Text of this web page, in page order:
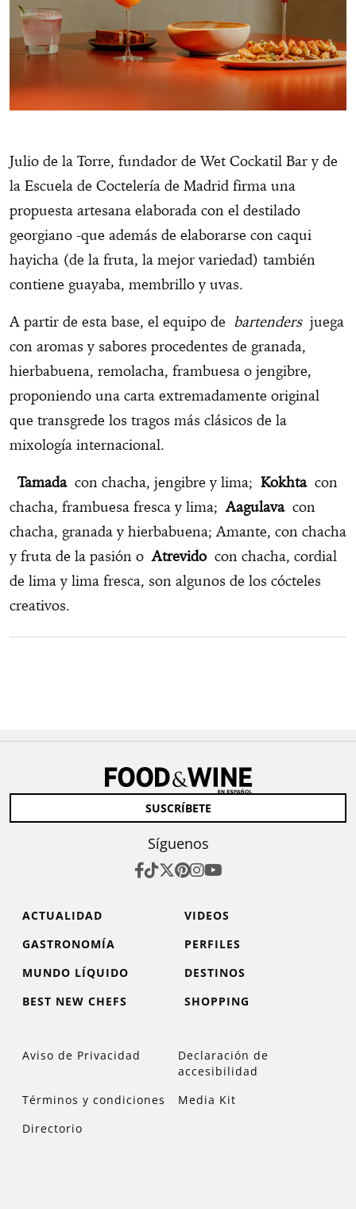
Julio de la Torre, fundador de Wet Cockatil Bar y de
la Escuela de Coctelería de Madrid firma una
propuesta artesana elaborada con el destilado
georgiano -que además de elaborarse con caqui
hayicha (de la fruta, la mejor variedad) también
contiene guayaba, membrillo y uvas.
A partir de esta base, el equipo de bartendersjuega
con aromas y sabores procedentes de granada,
hierbabuena, remolacha, frambuesa o jengibre,
proponiendo una carta extremadamente original
que transgrede los tragos más clásicos de la
mixología internacional.
Tamada con chacha, jengibre y lima; Kokhtacon
chacha, frambuesa fresca y lima;Aagulavacon
chacha, granada y hierbabuena; Amante, con chacha
y fruta de la pasión oAtrevido con chacha, cordial
de lima y lima fresca, son algunos de los cócteles
creativos.
SUSCRÍBETE
Síguenos
ACTUALIDAD
VIDEOS
GASTRONOMÍA
PERFILES
MUNDO LÍQUIDO
DESTINOS
BEST NEW CHEFS
SHOPPING
Aviso de Privacidad
Declaración de
accesibilidad
Términos y condiciones
Media Kit
Directorio